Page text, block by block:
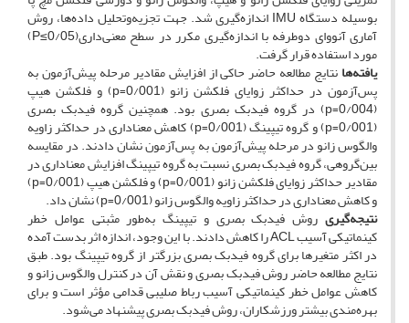
بوسیله دستگاه IMU اندازه‌گیری شد. جهت تجزیه‌و‌تحلیل داده‌ها، روش
آماری آنووای دو‌طرفه با اندازه‌گیری مکرر در سطح معنی‌داری(P≤0/05)
مورد استفاده قرار گرفت.
یافته‌هانتایج مطالعه حاضر حاکی از افزایش مقادیر مرحله پیش‌آزمون به
پس‌آزمون در حداکثر زوایای فلکشن زانو (0/001=p) و فلکشن هیپ
(0/004=p) در گروه فیدبک بصری بود. همچنین گروه فیدبک بصری
(0/001=p) و گروه تیپینگ (0/001=p) کاهش معناداری در حداکثر زاویه
والگوس زانو در مرحله پیش‌آزمون به پس‌آزمون نشان دادند. در مقایسه
بین‌گروهی، گروه فیدبک بصری نسبت به گروه تیپینگ افزایش معناداری در
مقادیر حداکثر زوایای فلکشن زانو (0/001=p) و فلکشن هیپ (0/001=p)
و کاهش معناداری در حداکثر زاویه والگوس زانو (0/001=p) نشان داد.
نتیجه‌گیری روش فیدبک بصری و تیپینگ به‌طور مثبتی عوامل خطر
کینماتیکی آسیب ACL را کاهش دادند. با این وجود، اندازه اثر بدست آمده
در اکثر متغیرها برای گروه فیدبک بصری بزرگتر از گروه تیپینگ بود. طبق
نتایج مطالعه حاضر روش فیدبک بصری و نقش آن در کنترل والگوس زانو و
کاهش عوامل خطر کینماتیکی آسیب رباط صلیبی قدامی مؤثر است و برای
بهره‌مندی بیشتر ورزشکاران، روش فیدبک بصری پیشنهاد می‌شود.